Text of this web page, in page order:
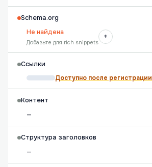
Schema.org
Не найдена
Добавьте для rich snippets
+
Ссылки
Доступно после регистрации
Контент
—
Структура заголовков
—